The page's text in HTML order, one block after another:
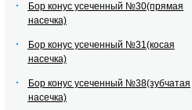
Бор конус усеченный №30(прямая
насечка)
Бор конус усеченный №31(косая
насечка)
Бор конус усеченный №38(зубчатая
насечка)